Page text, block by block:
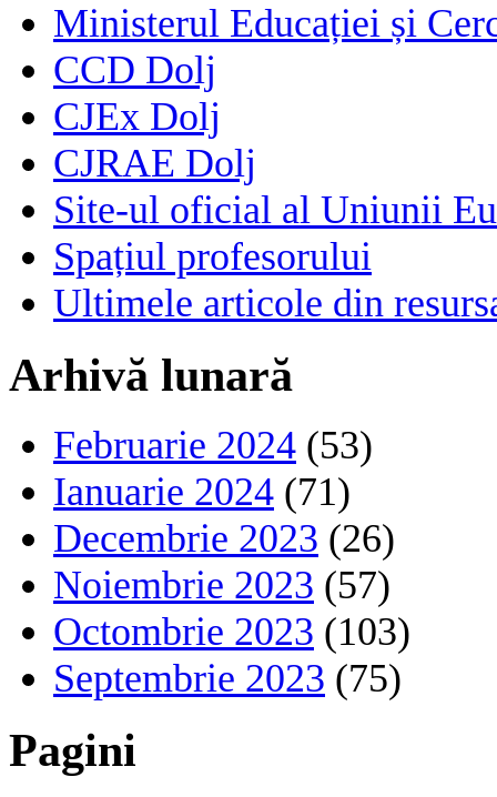
Ministerul Educației și
CCD Dolj
CJEx Dolj
CJRAE Dolj
Site-ul oficial al Uniunii
Spațiul profesorului
Ultimele articole din
Arhivă lunară
Februarie 2024 (53)
Ianuarie 2024 (71)
Decembrie 2023 (26)
Noiembrie 2023 (57)
Octombrie 2023 (103)
Septembrie 2023 (75)
Pagini